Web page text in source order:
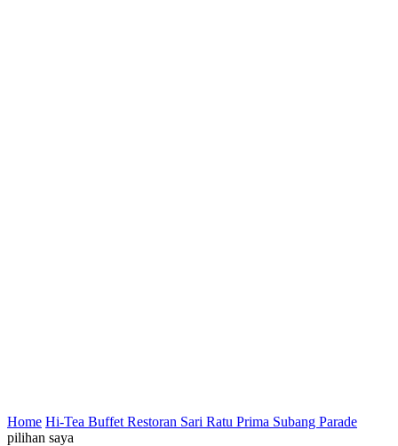
Home Hi-Tea Buffet Restoran Sari Ratu Prima Subang Parade
pilihan saya